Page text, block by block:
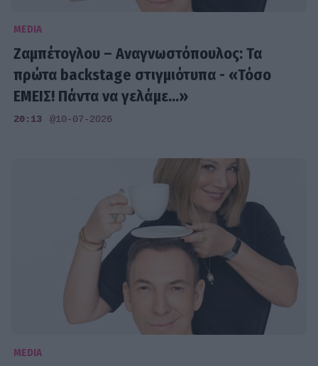
MEDIA
Ζαμπέτογλου – Αναγνωστόπουλος: Τα
πρώτα backstage στιγμιότυπα - «Τόσο
ΕΜΕΙΣ! Πάντα να γελάμε...»
20:13 @10-07-2026
MEDIA